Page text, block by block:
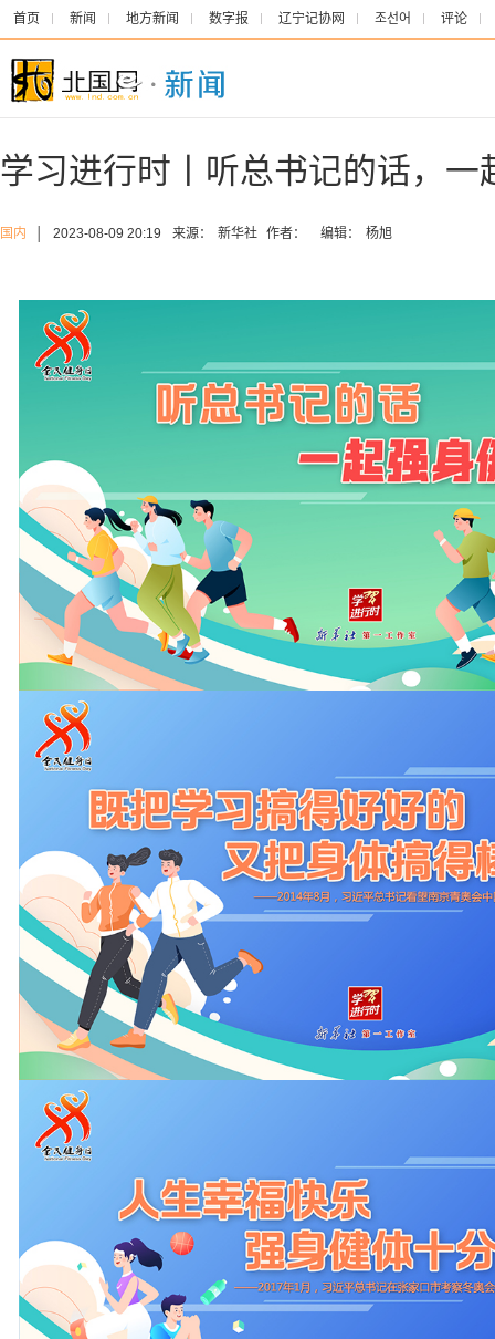
首页 新闻 地方新闻 数字报 辽宁记协网 조선어 评论
学习进行时丨听总书记的话，一
国内 2023-08-09 20:19 来源： 新华社 作者： 编辑： 杨旭